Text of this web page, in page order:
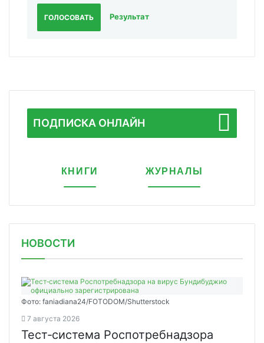
ГОЛОСОВАТЬ Результат
ПОДПИСКА ОНЛАЙН
КНИГИ ЖУРНАЛЫ
НОВОСТИ
Фото: faniadiana24/FOTODOM/Shutterstock
7 августа 2026
Тест‑система Роспотребнадзора